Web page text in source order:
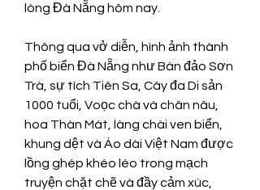
lòng Đà Nẵng hôm nay.
Thông qua vở diễn, hình ảnh thành
phố biển Đà Nẵng như Bán đảo Sơn
Trà, sự tích Tiên Sa, Cây đa Di sản
1000 tuổi, Voọc chà vá chân nâu,
hoa Thàn Mát, làng chài ven biển,
khung dệt và Áo dài Việt Nam được
lồng ghép khéo léo trong mạch
truyện chặt chẽ và đầy cảm xúc,